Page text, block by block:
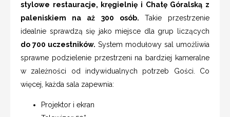
stylowe restauracje, kręgielnię i Chatę Góralską z
paleniskiem na aż 300 osób. Takie przestrzenie
idealnie sprawdzą się jako miejsce dla grup liczących
do 700 uczestników. System modułowy sal umożliwia
sprawne podzielenie przestrzeni na bardziej kameralne
w zależności od indywidualnych potrzeb Gości. Co
więcej, każda sala zapewnia:
Projektor i ekran